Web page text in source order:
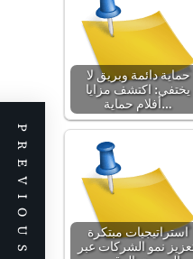
حماية دائمة وبريق لا
يختفي: اكتشف مزايا
أفلام حماية…
استراتيجيات مبتكرة
نمو الشركات عبر
PREVIOUS